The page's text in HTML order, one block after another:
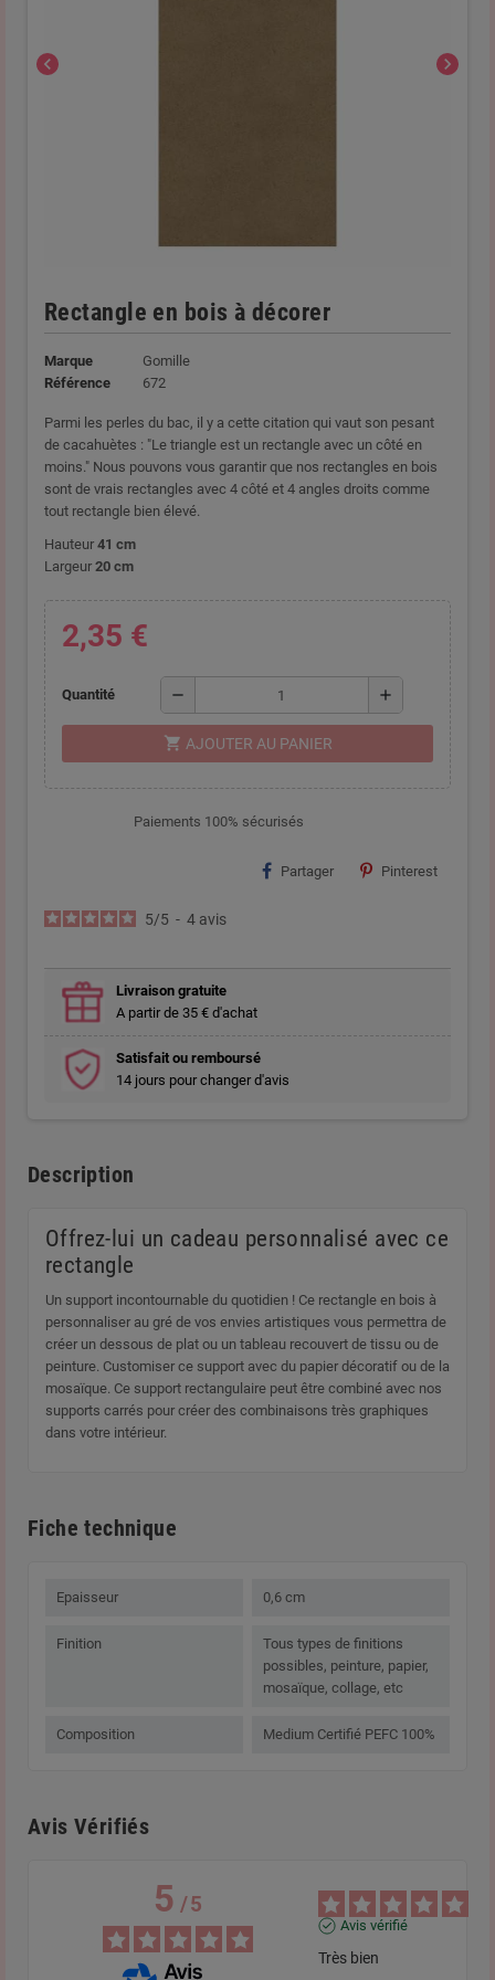
chevron_left chevron_right
Rectangle en bois à décorer
Marque
Gomille
Référence
672
Parmi les perles du bac, il y a cette citation qui vaut son pesant
de cacahuètes : "Le triangle est un rectangle avec un côté en
moins." Nous pouvons vous garantir que nos rectangles en bois
sont de vrais rectangles avec 4 côté et 4 angles droits comme
tout rectangle bien élevé.
Hauteur 41 cm
Largeur 20 cm
2,35 €
Quantité remove add
shopping_cart AJOUTER AU PANIER
Paiements 100% sécurisés
Partager Pinterest
5/5 - 4 avis
Livraison gratuite
A partir de 35 € d'achat
Satisfait ou remboursé
14 jours pour changer d'avis
Description
Offrez-lui un cadeau personnalisé avec ce
rectangle
Un support incontournable du quotidien ! Ce rectangle en bois à
personnaliser au gré de vos envies artistiques vous permettra de
créer un dessous de plat ou un tableau recouvert de tissu ou de
peinture. Customiser ce support avec du papier décoratif ou de la
mosaïque. Ce support rectangulaire peut être combiné avec nos
supports carrés pour créer des combinaisons très graphiques
dans votre intérieur.
Fiche technique
Epaisseur 0,6 cm
Finition
Tous types de finitions
possibles, peinture, papier,
mosaïque, collage, etc
Composition Medium Certifié PEFC 100%
Avis Vérifiés
5/5
Avis vérifié
Très bien